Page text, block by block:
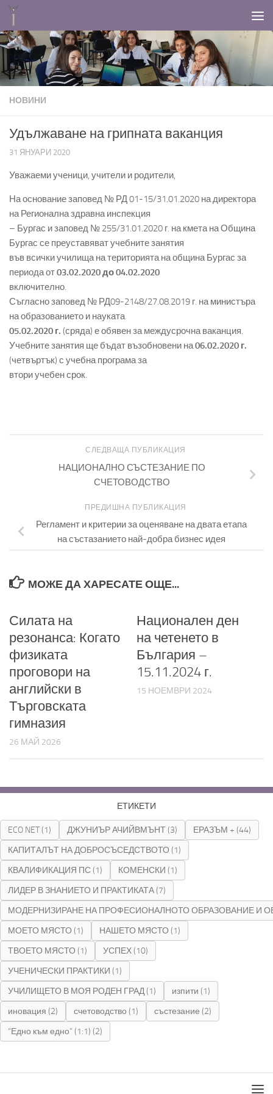
НОВИНИ
Удължаване на грипната ваканция
31 ЯНУАРИ 2020
Уважаеми ученици, учители и родители,
На основание заповед № РД 01-15/31.01.2020 на директора
на Регионална здравна инспекция
– Бургас и заповед № 255/31.01.2020 г. на кмета на Община
Бургас се преуставяват учебните занятия
във всички училища на територията на община Бургас за
периода от03.02.2020 до 04.02.2020
включително.
Съгласно заповед № РД09-2148/27.08.2019 г. на министъра
на образованието и науката
05.02.2020 г. (сряда) е обявен за междусрочна ваканция.
Учебните занятия ще бъдат възобновени на06.02.2020 г.
(четвъртък) с учебна програма за
втори учебен срок.
СЛЕДВАЩА ПУБЛИКАЦИЯ
НАЦИОНАЛНО СЪСТЕЗАНИЕ ПО
СЧЕТОВОДСТВО
ПРЕДИШНА ПУБЛИКАЦИЯ
Регламент и критерии за оценяване на двата етапа
на състазанието най-добра бизнес идея
МОЖЕ ДА ХАРЕСАТЕ ОЩЕ...
Силата на
резонанса: Когато
физиката
проговори на
английски в
Търговската
гимназия
26 МАЙ 2026
Национален ден
на четенето в
България –
15.11.2024 г.
15 НОЕМВРИ 2024
ЕТИКЕТИ
ECO NET(1) ДЖУНИЪР АЧИЙВМЪНТ(3) ЕРАЗЪМ + (44)
КАПИТАЛЪТ НА ДОБРОСЪСЕДСТВОТО (1)
КВАЛИФИКАЦИЯ ПС(1) КОМЕНСКИ (1)
ЛИДЕР В ЗНАНИЕТО И ПРАКТИКАТА(7)
МОДЕРНИЗИРАНЕ НА ПРОФЕСИОНАЛНОТО ОБРАЗОВАНИЕ И
МОЕТО МЯСТО (1) НАШЕТО МЯСТО (1)
ТВОЕТО МЯСТО (1) УСПЕХ(10)
УЧЕНИЧЕСКИ ПРАКТИКИ (1)
УЧИЛИЩЕТО В МОЯ РОДЕН ГРАД(1) изпити (1)
иновация (2) счетоводство (1) състезание (2)
“Едно към едно” (1:1) (2)